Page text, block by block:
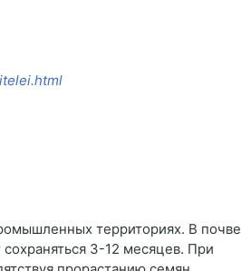
территориях. В почве
3-12 месяцев. При